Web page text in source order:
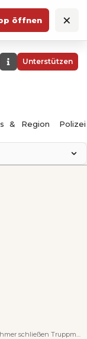
öffnen ×
Unterstützen
& Region Polizei
Truppmann-Ausbildung Teil 1 erfolgreich ab